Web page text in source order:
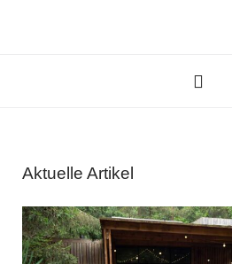
Aktuelle Artikel